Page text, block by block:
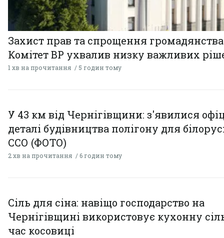
Захист прав та спрощення
Комітет ВР ухвалив низку важливих
1 хв на прочитання 5 годин тому
У 43 км від Чернігівщини: з'явилися
деталі будівництва полігону для
ССО (ФОТО)
2 хв на прочитання 6 годин тому
Сіль для сіна: навіщо господарство на
Чернігівщині використовує кухонну
час косовиці